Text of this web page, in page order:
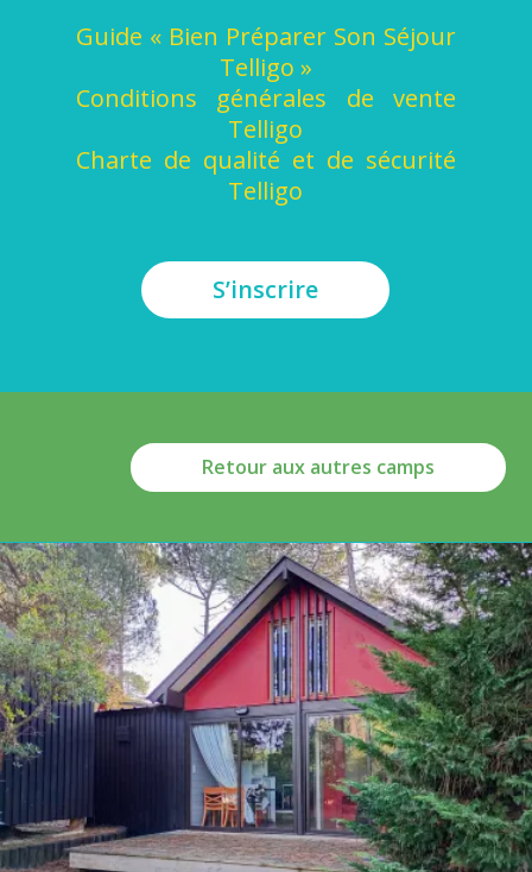
Guide « Bien Préparer Son Séjour
Telligo »
Conditions générales de vente
Telligo
Charte de qualité et de sécurité
Telligo
S’inscrire
Retour aux autres camps